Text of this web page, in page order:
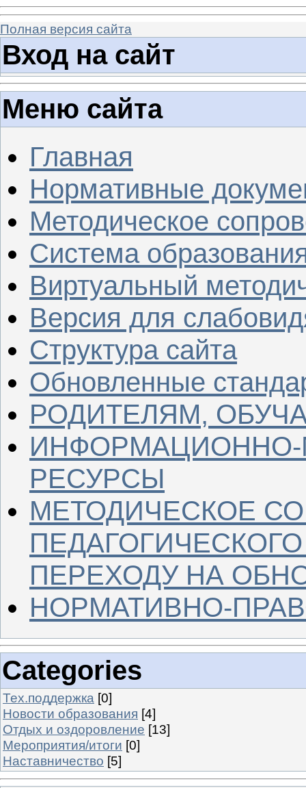
Полная версия сайта
Вход на сайт
Меню сайта
Главная
Нормативные
Методическое
Система
Виртуальный
Версия для
Структура сайта
Обновленные
РОДИТЕЛЯМ,
ИНФОРМАЦИОННО-
РЕСУРСЫ
МЕТОДИЧЕСКОЕ
ПЕРЕХОДУ НА
НОРМАТИВНО-
Categories
Тех.поддержка [0]
Новости образования [4]
Отдых и оздоровление [13]
Мероприятия/итоги [0]
Наставничество [5]